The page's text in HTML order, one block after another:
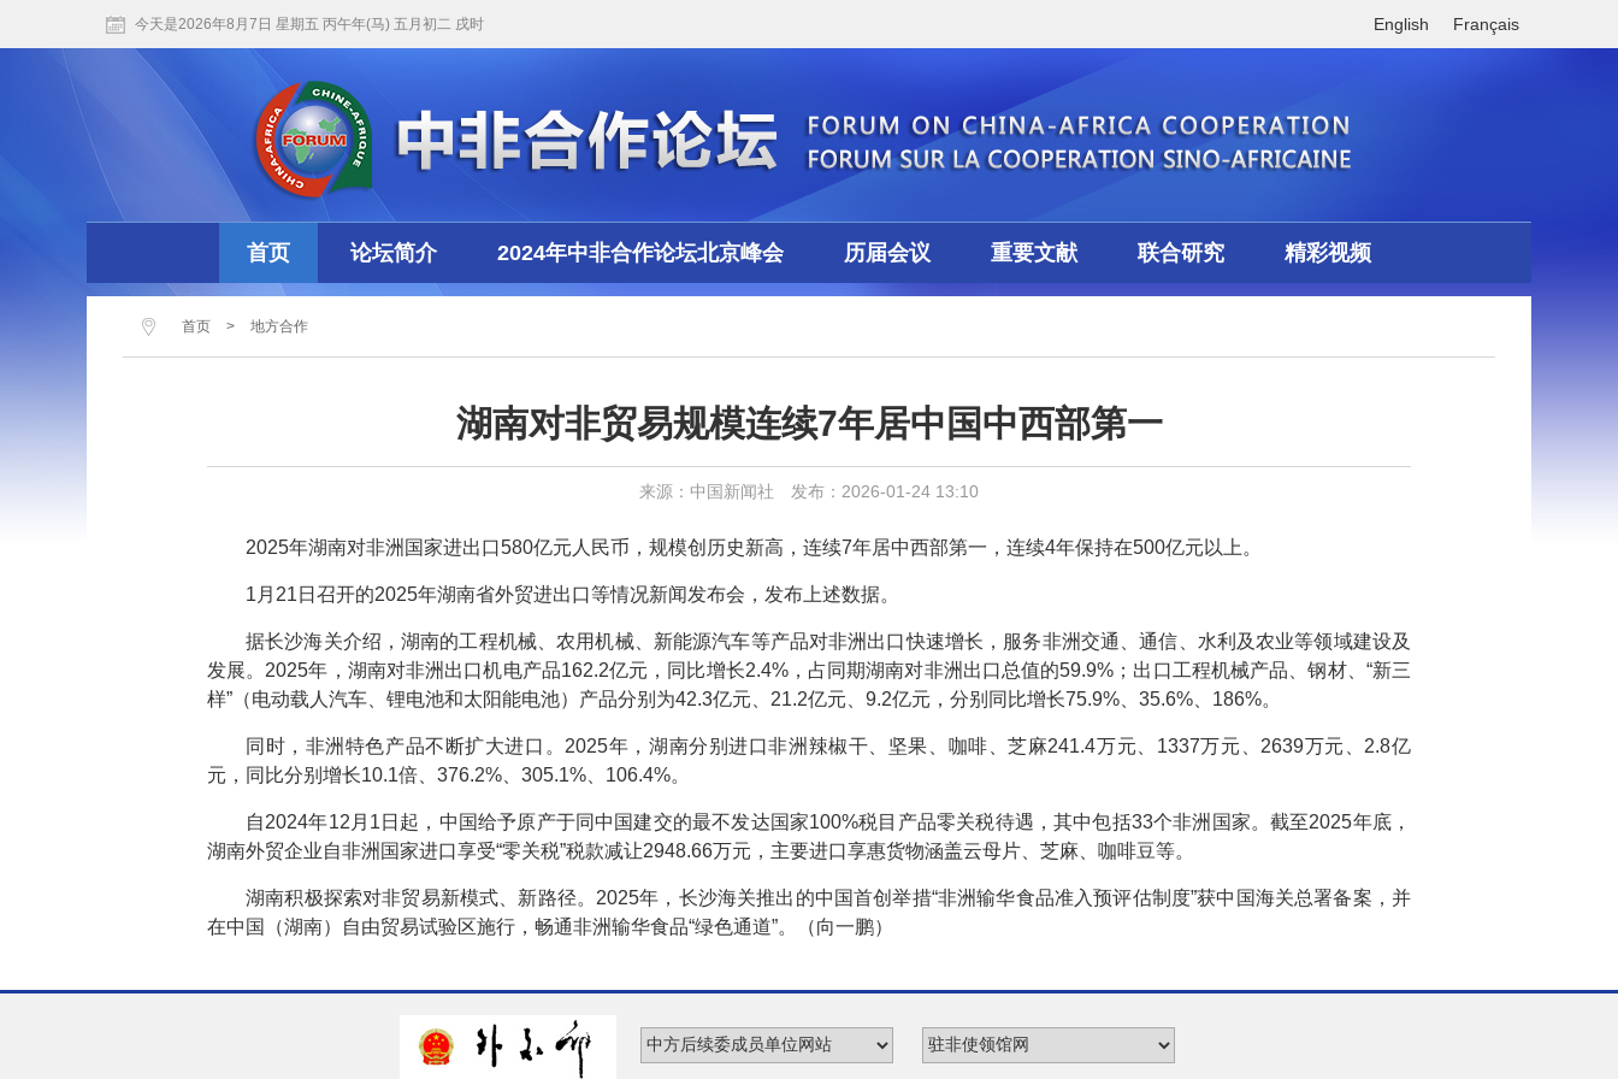
今天是2026年8月7日 星期五 丙午年(马) 五月初二 戌时 English Français
首页 论坛简介 2024年中非合作论坛北京峰会 历届会议 重要文献 联合研究 精彩视频
首页 > 地方合作
湖南对非贸易规模连续7年居中国中西部第一
来源：中国新闻社 发布：2026-01-24 13:10
2025年湖南对非洲国家进出口580亿元人民币，规模创历史新高，连续7年居中西部第一，连续4年保持在500亿元以上。
1月21日召开的2025年湖南省外贸进出口等情况新闻发布会，发布上述数据。
据长沙海关介绍，湖南的工程机械、农用机械、新能源汽车等产品对非洲出口快速增长，服务非洲交通、通信、水利及农业等领域建设及
发展。2025年，湖南对非洲出口机电产品162.2亿元，同比增长2.4%，占同期湖南对非洲出口总值的59.9%；出口工程机械产品、钢材、“新三
样”（电动载人汽车、锂电池和太阳能电池）产品分别为42.3亿元、21.2亿元、9.2亿元，分别同比增长75.9%、35.6%、186%。
同时，非洲特色产品不断扩大进口。2025年，湖南分别进口非洲辣椒干、坚果、咖啡、芝麻241.4万元、1337万元、2639万元、2.8亿
元，同比分别增长10.1倍、376.2%、305.1%、106.4%。
自2024年12月1日起，中国给予原产于同中国建交的最不发达国家100%税目产品零关税待遇，其中包括33个非洲国家。截至2025年底，
湖南外贸企业自非洲国家进口享受“零关税”税款减让2948.66万元，主要进口享惠货物涵盖云母片、芝麻、咖啡豆等。
湖南积极探索对非贸易新模式、新路径。2025年，长沙海关推出的中国首创举措“非洲输华食品准入预评估制度”获中国海关总署备案，并
在中国（湖南）自由贸易试验区施行，畅通非洲输华食品“绿色通道”。（向一鹏）